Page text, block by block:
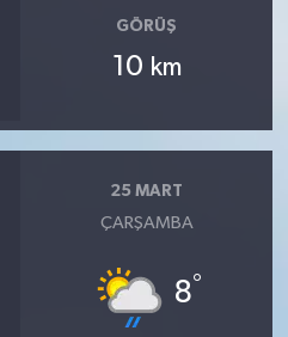
GÖRÜŞ
10 km
25 MART
ÇARŞAMBA
8°